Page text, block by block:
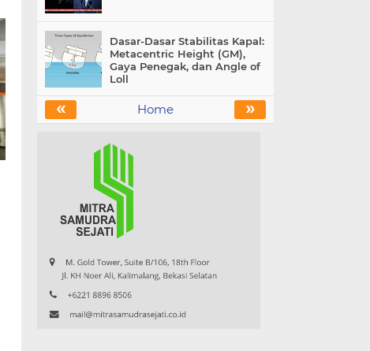
Dasar-Dasar Stabilitas Kapal:
Metacentric Height (GM),
Gaya Penegak, dan Angle of
Loll
« »
Home